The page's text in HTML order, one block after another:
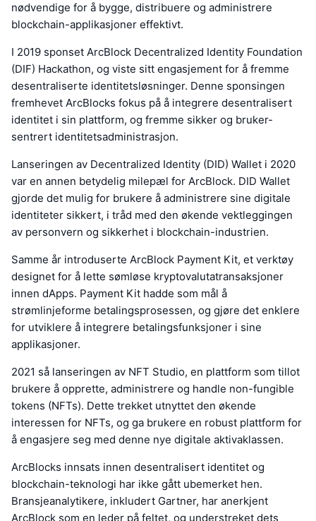
nødvendige for å bygge, distribuere og administrere
blockchain-applikasjoner effektivt.
I 2019 sponset ArcBlock Decentralized Identity Foundation
(DIF) Hackathon, og viste sitt engasjement for å fremme
desentraliserte identitetsløsninger. Denne sponsingen
fremhevet ArcBlocks fokus på å integrere desentralisert
identitet i sin plattform, og fremme sikker og bruker-
sentrert identitetsadministrasjon.
Lanseringen av Decentralized Identity (DID) Wallet i 2020
var en annen betydelig milepæl for ArcBlock. DID Wallet
gjorde det mulig for brukere å administrere sine digitale
identiteter sikkert, i tråd med den økende vektleggingen
av personvern og sikkerhet i blockchain-industrien.
Samme år introduserte ArcBlock Payment Kit, et verktøy
designet for å lette sømløse kryptovalutatransaksjoner
innen dApps. Payment Kit hadde som mål å
strømlinjeforme betalingsprosessen, og gjøre det enklere
for utviklere å integrere betalingsfunksjoner i sine
applikasjoner.
2021 så lanseringen av NFT Studio, en plattform som tillot
brukere å opprette, administrere og handle non-fungible
tokens (NFTs). Dette trekket utnyttet den økende
interessen for NFTs, og ga brukere en robust plattform for
å engasjere seg med denne nye digitale aktivaklassen.
ArcBlocks innsats innen desentralisert identitet og
blockchain-teknologi har ikke gått ubemerket hen.
Bransjeanalytikere, inkludert Gartner, har anerkjent
ArcBlock som en leder på feltet, og understreket dets